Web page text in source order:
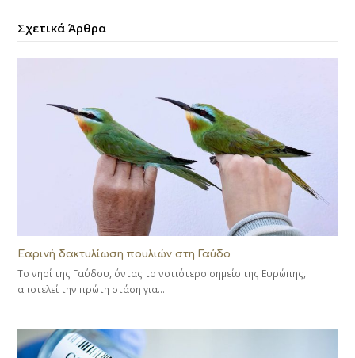
Σχετικά Άρθρα
Εαρινή δακτυλίωση πουλιών στη Γαύδο
Το νησί της Γαύδου, όντας το νοτιότερο σημείο της Ευρώπης,
αποτελεί την πρώτη στάση για…